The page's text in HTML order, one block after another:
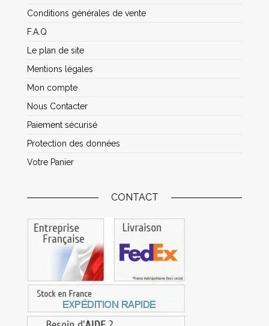
Conditions générales de vente
F.A.Q
Le plan de site
Mentions légales
Mon compte
Nous Contacter
Paiement sécurisé
Protection des données
Votre Panier
CONTACT